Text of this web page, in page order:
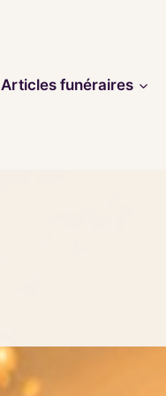
Articles funéraires